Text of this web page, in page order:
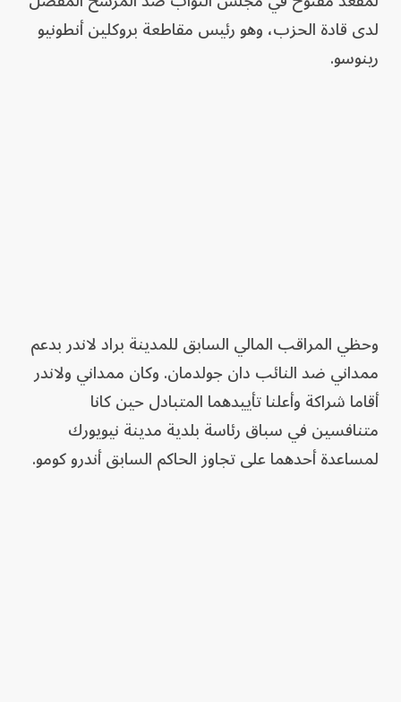
لدى قادة الحزب، وهو رئيس مقاطعة بروكلين أنطونيو
رينوسو.
وحظي المراقب المالي السابق للمدينة براد لاندر بدعم
ممداني ضد النائب دان جولدمان. وكان ممداني ولاندر
أقاما شراكة وأعلنا تأييدهما المتبادل حين كانا
متنافسين في سباق رئاسة بلدية مدينة نيويورك
لمساعدة أحدهما على تجاوز الحاكم السابق أندرو كومو.